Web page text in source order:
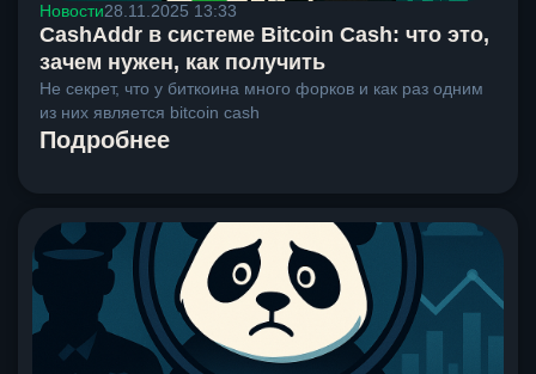
Новости28.11.2025 13:33
CashAddr в системе Bitcoin Cash: что это,
зачем нужен, как получить
Не секрет, что у биткоина много форков и как раз одним
из них является bitcoin cash
Подробнее